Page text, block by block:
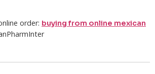
order: buying from online mexican